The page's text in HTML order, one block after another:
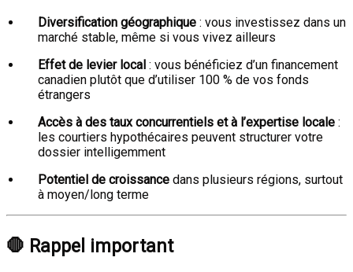
Diversification géographique : vous investissez dans un
marché stable, même si vous vivez ailleurs
Effet de levier local : vous bénéficiez d’un financement
canadien plutôt que d’utiliser 100 % de vos fonds
étrangers
Accès à des taux concurrentiels et à l’expertise locale :
les courtiers hypothécaires peuvent structurer votre
dossier intelligemment
Potentiel de croissance dans plusieurs régions, surtout
à moyen/long terme
🛑 Rappel important